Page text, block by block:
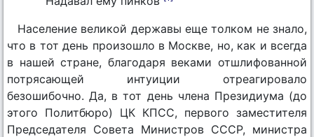
Население великой державы еще толком не знало,
что в тот день произошло в Москве, но, как и всегда
в нашей стране, благодаря веками отшлифованной
потрясающей интуиции отреагировало
безошибочно. Да, в тот день члена Президиума (до
этого Политбюро) ЦК КПСС, первого заместителя
Председателя Совета Министров СССР, министра